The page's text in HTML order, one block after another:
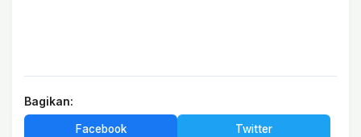
Bagikan:
Facebook Twitter